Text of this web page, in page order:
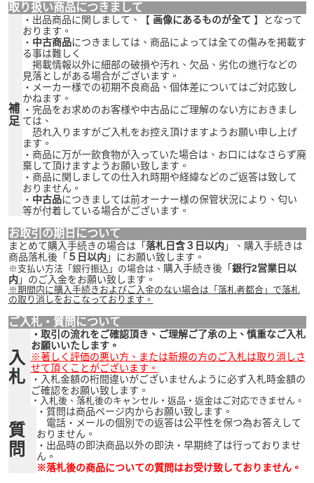
取り扱い商品につきまして
補
足
・出品商品に関しまして、【画像にあるものが全て 】となって
おります。
・ 中古商品につきましては、商品によっては全ての傷みを掲載す
る事は難しく
掲載情報以外に細部の破損や汚れ、欠品、劣化の進行などの
見落としがある場合がございます。
・メーカー様での初期不良商品、個体差についてはご対応致し
かねます。
・完品をお求めのお客様や中古品にご理解のない方におきまし
ては、
恐れ入りますがご入札をお控え頂けますようお願い申し上げ
ます。
・商品に万が一飲食物が入っていた場合は、お口にはなさらず廃
棄して頂けますようお願い致します。
・商品に関しましての仕入れ時期や経緯などのご返答は致して
おりません。
・ 中古品につきましては前オーナー様の保管状況により、匂い
等が付着している場合がございます。
お取引の期日について
まとめて購入手続きの場合は「落札日含３日以内」、購入手続きは
商品落札後「５日以内」にお願い致します。
※支払い方法「銀行振込」の場合は、 購入手続き後「銀行2営業日以
内」のご入金をお願い致します。
※期間内に購入手続きおよびご入金のない場合は「落札者都合」で落札
の取り消しをおこなっております。
ご入札・質問について
入
札
・取引の流れをご確認頂き、ご理解ご了承の上、慎重なご入札
お願いいたします。
※著しく評価の悪い方、または新規の方のご入札は取り消しさ
せて頂くことがございます。
・入札金額の桁間違いがございませんように必ず入札時金額の
ご確認をお願い致します。
・入札後、落札後のキャンセル・返品・返金はご対応できません。
質
問
・質問は商品ページ内からお願い致します。
電話・メールの個別での返答は公平性を保つ為お答えして
おりません。
・出品時の即決商品以外の即決・早期終了は行っておりませ
ん。
※落札後の商品についての質問はお受け致しておりません。